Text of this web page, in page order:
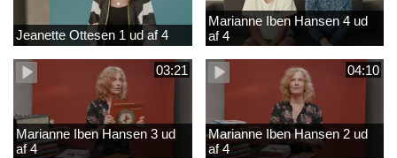
Jeanette Ottesen 1 ud af 4
Marianne Iben Hansen 4 ud
af 4
03:21
Marianne Iben Hansen 3 ud
af 4
04:10
Marianne Iben Hansen 2 ud
af 4